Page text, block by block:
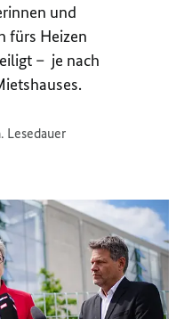
und
fürs Heizen
– je nach
Lesedauer